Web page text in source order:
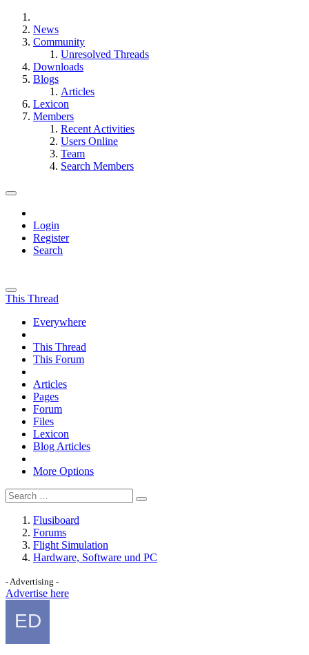
News
Community
Unresolved Threads
Downloads
Blogs
Articles
Lexicon
Members
Recent Activities
Users Online
Team
Search Members
Login
Register
Search
This Thread
Everywhere
This Thread
This Forum
Articles
Pages
Forum
Files
Lexicon
Blog Articles
More Options
Flusiboard
Forums
Flight Simulation
Hardware, Software und PC
- Advertising -
Advertise here